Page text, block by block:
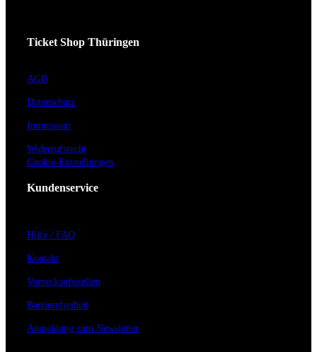
Ticket Shop Thüringen
AGB
Datenschutz
Impressum
Widerrufsrecht
Cookie-Einstellungen
Kundenservice
Hilfe / FAQ
Kontakt
Vorverkaufsstellen
Barrierefreiheit
Anmeldung zum Newsletter